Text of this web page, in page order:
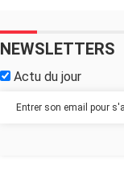
NEWSLETTERS
Actu du jour